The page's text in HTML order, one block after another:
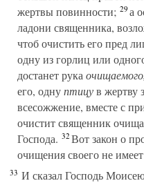
жертвы повинности; 29а
ладони священника,
чтоб очистить его пред
одну из горлиц или
достанет рука очищаемого,
его, однуптицув жертву
всесожжение, вместе с
очистит священник
Господа. 32Вот закон о
очищения своего не имеет
33 И сказал Господь